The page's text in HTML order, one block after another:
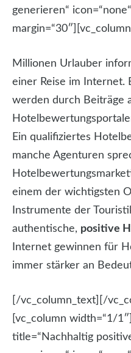
generieren“
Millionen Urlauber
einer Reise im Internet.
werden durch Beiträge
Ein qualifiziertes
manche Agenturen
einem der wichtigsten
Instrumente der
authentische, positive
Internet gewinnen für
immer stärker an
[/vc_column_text][/
[vc_column width=“1/
title=“Nachhaltig